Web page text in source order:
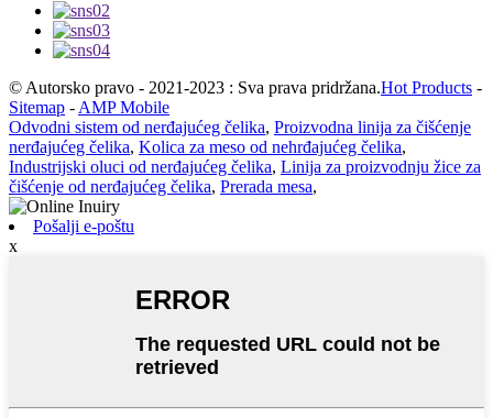
© Autorsko pravo - 2021-2023 : Sva prava pridržana.Hot Products -
Sitemap - AMP Mobile
Odvodni sistem od nerđajućeg čelika, Proizvodna linija za čišćenje
nerđajućeg čelika, Kolica za meso od nehrđajućeg čelika,
Industrijski oluci od nerđajućeg čelika, Linija za proizvodnju žice za
čišćenje od nerđajućeg čelika, Prerada mesa,
Pošalji e-poštu
x